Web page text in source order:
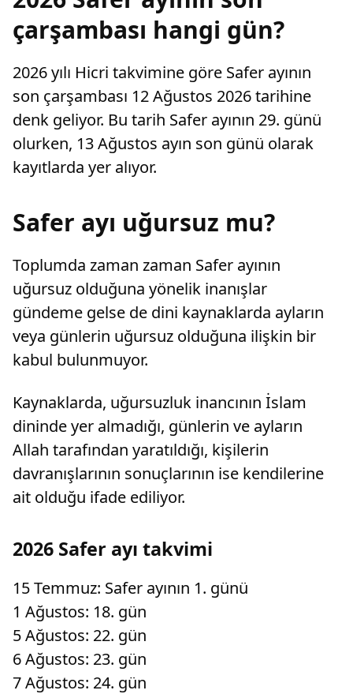
çarşambası hangi gün?
2026 yılı Hicri takvimine göre Safer ayının
son çarşambası 12 Ağustos 2026 tarihine
denk geliyor. Bu tarih Safer ayının 29. günü
olurken, 13 Ağustos ayın son günü olarak
kayıtlarda yer alıyor.
Safer ayı uğursuz mu?
Toplumda zaman zaman Safer ayının
uğursuz olduğuna yönelik inanışlar
gündeme gelse de dini kaynaklarda ayların
veya günlerin uğursuz olduğuna ilişkin bir
kabul bulunmuyor.
Kaynaklarda, uğursuzluk inancının İslam
dininde yer almadığı, günlerin ve ayların
Allah tarafından yaratıldığı, kişilerin
davranışlarının sonuçlarının ise kendilerine
ait olduğu ifade ediliyor.
2026 Safer ayı takvimi
15 Temmuz: Safer ayının 1. günü
1 Ağustos: 18. gün
5 Ağustos: 22. gün
6 Ağustos: 23. gün
7 Ağustos: 24. gün